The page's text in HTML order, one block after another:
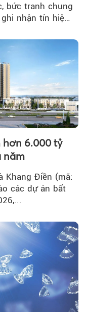
bức tranh chung
nhận tín hiệu
hơn 6.000 tỷ
năm
Khang Điền (mã:
các dự án bất